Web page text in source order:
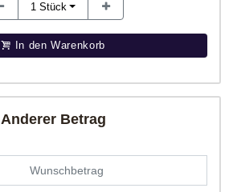
1 Stück
In den Warenkorb
Anderer Betrag